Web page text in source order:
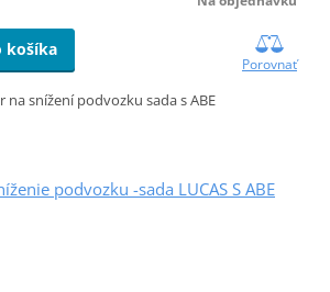
košíka
Porovnať
na snížení podvozku sada s ABE
podvozku -sada LUCAS S ABE